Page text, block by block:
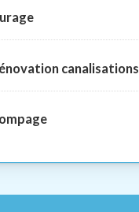
canalisations